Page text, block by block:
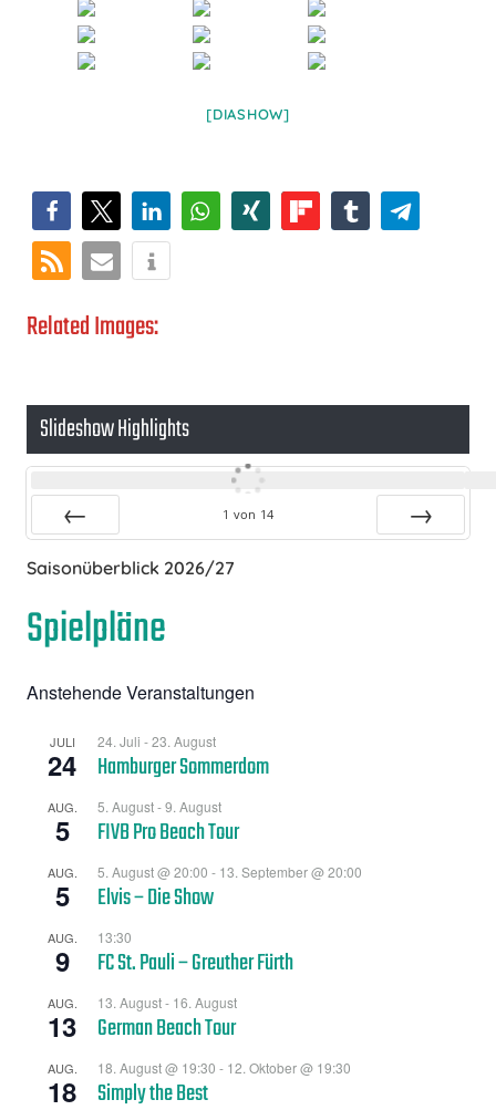
[DIASHOW]
Related Images:
Slideshow Highlights
1 von 14
Saisonüberblick 2026/27
Spielpläne
Anstehende Veranstaltungen
JULI
24
24. Juli -23. August
Hamburger Sommerdom
AUG.
5
5. August-9. August
FIVB Pro Beach Tour
AUG.
5
5. August @ 20:00 - 13. September @ 20:00
Elvis – Die Show
AUG.
9
13:30
FC St. Pauli – Greuther Fürth
AUG.
13
13. August- 16. August
German Beach Tour
AUG.
18
18. August @ 19:30 - 12. Oktober @ 19:30
Simply the Best